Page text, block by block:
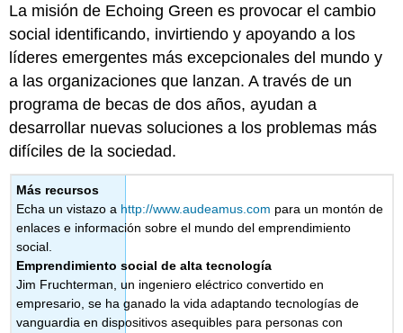
La misión de Echoing Green es provocar el cambio
social identificando, invirtiendo y apoyando a los
líderes emergentes más excepcionales del mundo y
a las organizaciones que lanzan. A través de un
programa de becas de dos años, ayudan a
desarrollar nuevas soluciones a los problemas más
difíciles de la sociedad.
Más recursos
Echa un vistazo a http://www.audeamus.com para un montón de
enlaces e información sobre el mundo del emprendimiento
social.
Emprendimiento social de alta tecnología
Jim Fruchterman, un ingeniero eléctrico convertido en
empresario, se ha ganado la vida adaptando tecnologías de
vanguardia en dispositivos asequibles para personas con